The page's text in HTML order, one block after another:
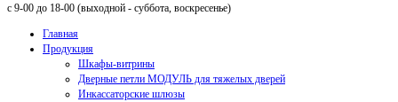
с 9-00 до 18-00 (выходной - суббота, воскресенье)
Главная
Продукция
Шкафы-витрины
Дверные петли МОДУЛЬ для тяжелых дверей
Инкассаторские шлюзы